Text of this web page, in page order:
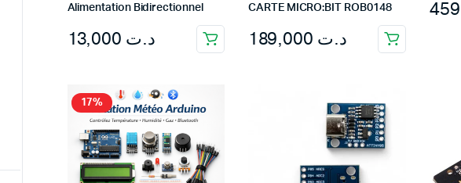
Alimentation Bidirectionnel
د.ت
CARTE MICRO:BIT ROB0148
د.ت
17%